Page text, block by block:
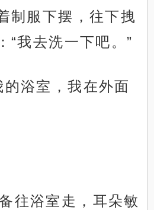
制服下摆，往下拽
“我去洗一下吧。”
的浴室，我在外面
往浴室走，耳朵敏